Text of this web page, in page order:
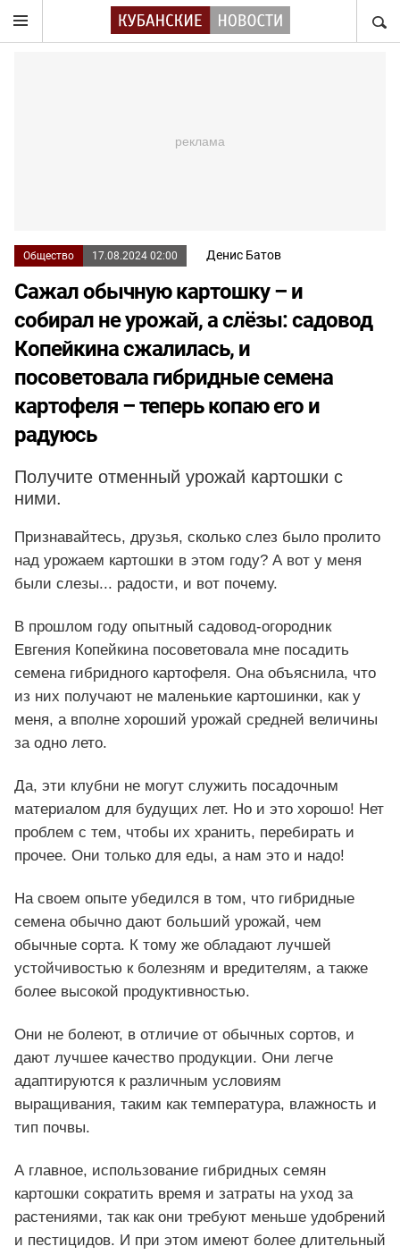
Общество 17.08.2024 02:00 Денис Батов
Сажал обычную картошку – и
собирал не урожай, а слёзы: садовод
Копейкина сжалилась, и
посоветовала гибридные семена
картофеля – теперь копаю его и
радуюсь
Получите отменный урожай картошки с
ними.
Признавайтесь, друзья, сколько слез было пролито
над урожаем картошки в этом году? А вот у меня
были слезы... радости, и вот почему.
В прошлом году опытный садовод-огородник
Евгения Копейкина посоветовала мне посадить
семена гибридного картофеля. Она объяснила, что
из них получают не маленькие картошинки, как у
меня, а вполне хороший урожай средней величины
за одно лето.
Да, эти клубни не могут служить посадочным
материалом для будущих лет. Но и это хорошо! Нет
проблем с тем, чтобы их хранить, перебирать и
прочее. Они только для еды, а нам это и надо!
На своем опыте убедился в том, что гибридные
семена обычно дают больший урожай, чем
обычные сорта. К тому же обладают лучшей
устойчивостью к болезням и вредителям, а также
более высокой продуктивностью.
Они не болеют, в отличие от обычных сортов, и
дают лучшее качество продукции. Они легче
адаптируются к различным условиям
выращивания, таким как температура, влажность и
тип почвы.
А главное, использование гибридных семян
картошки сократить время и затраты на уход за
растениями, так как они требуют меньше удобрений
и пестицидов. И при этом имеют более длительный